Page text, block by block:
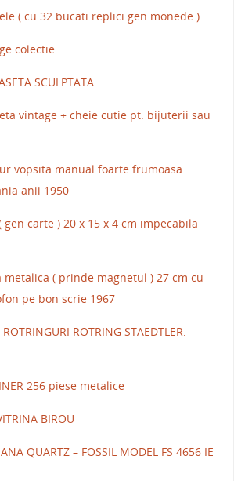
( cu 32 bucati replici gen monede )
colectie
SCULPTATA
vintage + cheie cutie pt. bijuterii sau
vopsita manual foarte frumoasa
anii 1950
carte ) 20 x 15 x 4 cm impecabila
metalica ( prinde magnetul ) 27 cm cu
pe bon scrie 1967
ROTRING STAEDTLER.
256 piese metalice
BIROU
QUARTZ – FOSSIL MODEL FS 4656 IE